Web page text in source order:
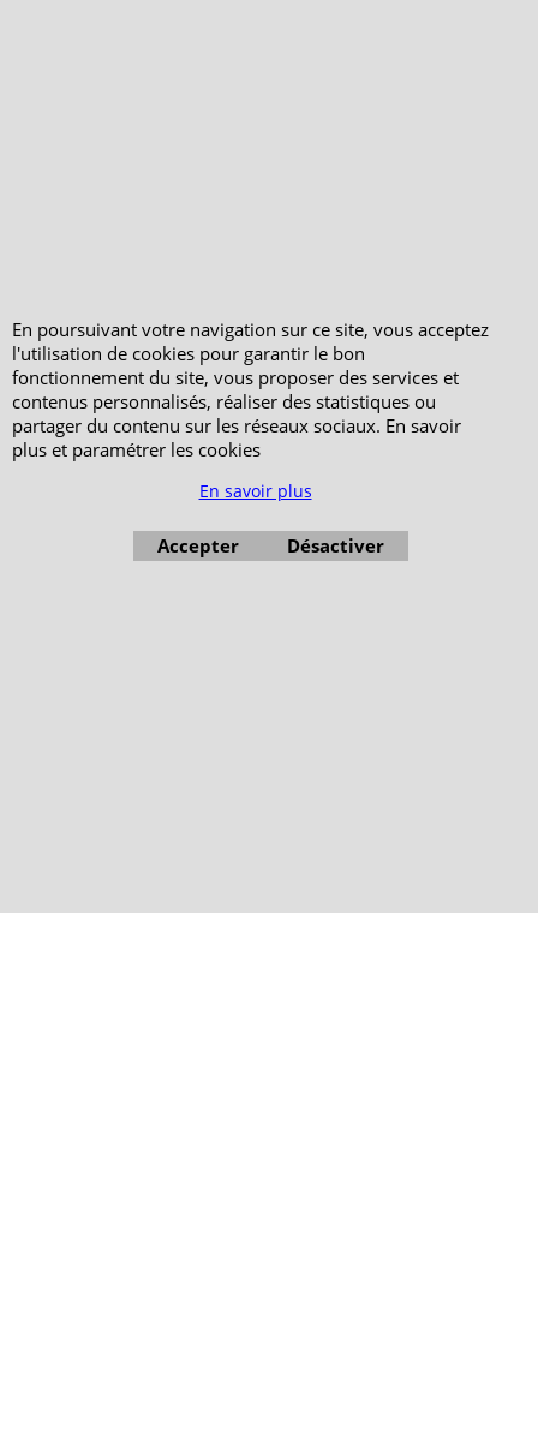
En poursuivant votre navigation sur ce site, vous acceptez
l'utilisation de cookies pour garantir le bon
fonctionnement du site, vous proposer des services et
contenus personnalisés, réaliser des statistiques ou
partager du contenu sur les réseaux sociaux. En savoir
plus et paramétrer les cookies
En savoir plus
Accepter Désactiver